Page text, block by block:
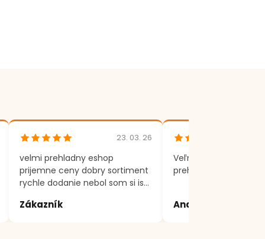
23. 03. 26
velmi prehladny eshop
prijemne ceny dobry sortiment
rychle dodanie nebol som si isty
mi vysvetlili a poradili
Zákazník
Veľmi rýchle
prehľadný eshop.
Andrea